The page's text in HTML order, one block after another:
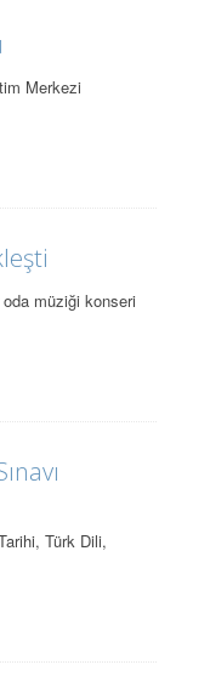
Merkezi
müziği konseri
Türk Dili,